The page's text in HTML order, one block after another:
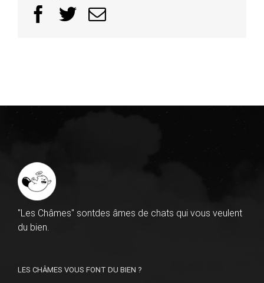
Facebook
TwitterEmail
"Les Châmes" sontdes âmes de chats qui vous veulent
du bien.
LES CHÂMES VOUS FONT DU BIEN ?